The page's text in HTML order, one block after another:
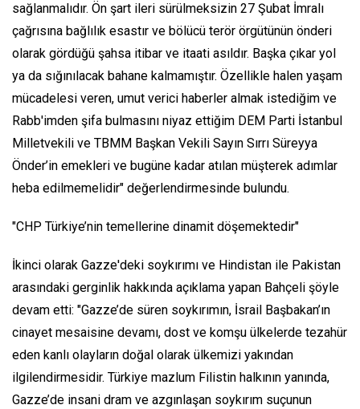
sağlanmalıdır. Ön şart ileri sürülmeksizin 27 Şubat İmralı
çağrısına bağlılık esastır ve bölücü terör örgütünün önderi
olarak gördüğü şahsa itibar ve itaati asıldır. Başka çıkar yol
ya da sığınılacak bahane kalmamıştır. Özellikle halen yaşam
mücadelesi veren, umut verici haberler almak istediğim ve
Rabb'imden şifa bulmasını niyaz ettiğim DEM Parti İstanbul
Milletvekili ve TBMM Başkan Vekili Sayın Sırrı Süreyya
Önder’in emekleri ve bugüne kadar atılan müşterek adımlar
heba edilmemelidir" değerlendirmesinde bulundu.
"CHP Türkiye’nin temellerine dinamit döşemektedir"
İkinci olarak Gazze'deki soykırımı ve Hindistan ile Pakistan
arasındaki gerginlik hakkında açıklama yapan Bahçeli şöyle
devam etti: "Gazze’de süren soykırımın, İsrail Başbakan’ın
cinayet mesaisine devamı, dost ve komşu ülkelerde tezahür
eden kanlı olayların doğal olarak ülkemizi yakından
ilgilendirmesidir. Türkiye mazlum Filistin halkının yanında,
Gazze’de insani dram ve azgınlaşan soykırım suçunun